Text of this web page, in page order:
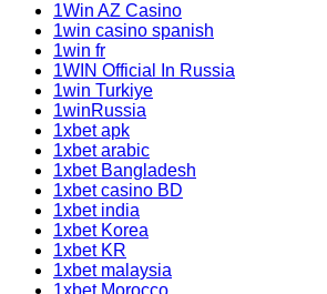
1Win AZ Casino
1win casino spanish
1win fr
1WIN Official In Russia
1win Turkiye
1winRussia
1xbet apk
1xbet arabic
1xbet Bangladesh
1xbet casino BD
1xbet india
1xbet Korea
1xbet KR
1xbet malaysia